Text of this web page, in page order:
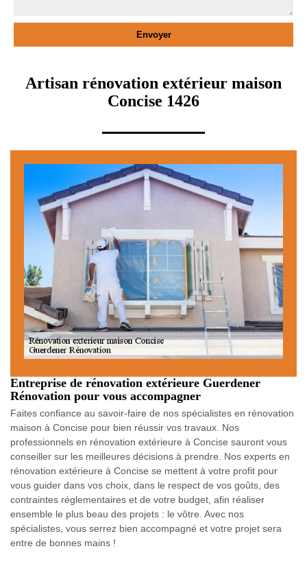
Artisan rénovation extérieur maison
Concise 1426
Entreprise de rénovation extérieure Guerdener
Rénovation pour vous accompagner
Faites confiance au savoir-faire de nos spécialistes en rénovation
maison à Concise pour bien réussir vos travaux. Nos
professionnels en rénovation extérieure à Concise sauront vous
conseiller sur les meilleures décisions à prendre. Nos experts en
rénovation extérieure à Concise se mettent à votre profit pour
vous guider dans vos choix, dans le respect de vos goûts, des
contraintes réglementaires et de votre budget, afin réaliser
ensemble le plus beau des projets : le vôtre. Avec nos
spécialistes, vous serrez bien accompagné et votre projet sera
entre de bonnes mains !